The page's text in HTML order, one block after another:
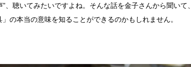
、聴いてみたいですよね。そんな話を金子さんから聞いて、
の本当の意味を知ることができるのかもしれません。